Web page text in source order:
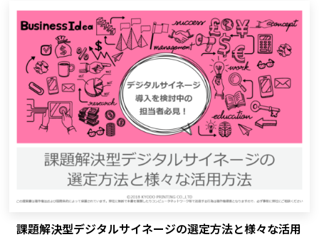
課題解決型デジタルサイネージの選定方法と様々な活用